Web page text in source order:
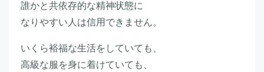
誰かと共依存的な精神状態に
なりやすい人は信用できません。
いくら裕福な生活をしていても、
高級な服を身に着けていても、